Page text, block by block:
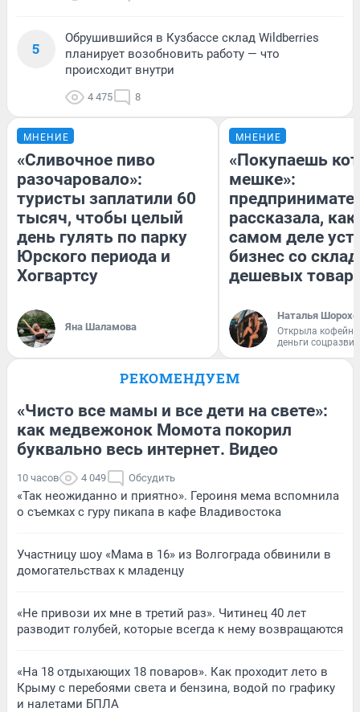
5
Обрушившийся в Кузбассе склад Wildberries
планирует возобновить работу — что
происходит внутри
4 475 8
МНЕНИЕ
«Сливочное пиво
разочаровало»:
туристы заплатили 60
тысяч, чтобы целый
день гулять по парку
Юрского периода и
Хогвартсу
Яна Шаламова
МНЕНИЕ
«Покупаешь
мешке»:
рассказала, как
самом деле
бизнес со
дешевых
Наталья
Открыла
деньги
РЕКОМЕНДУЕМ
«Чисто все мамы и все дети на свете»:
как медвежонок Момота покорил
буквально весь интернет. Видео
10 часов 4 049 Обсудить
«Так неожиданно и приятно». Героиня мема вспомнила
о съемках с гуру пикапа в кафе Владивостока
Участницу шоу «Мама в 16» из Волгограда обвинили в
домогательствах к младенцу
«Не привози их мне в третий раз». Читинец 40 лет
разводит голубей, которые всегда к нему возвращаются
«На 18 отдыхающих 18 поваров». Как проходит лето в
Крыму с перебоями света и бензина, водой по графику
и налетами БПЛА